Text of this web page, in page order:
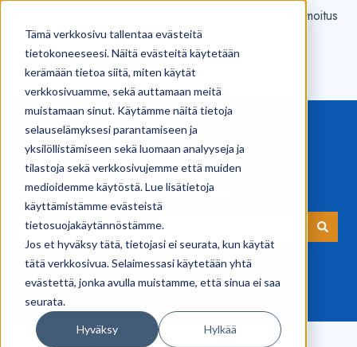
Tämä verkkosivu tallentaa evästeitä
tietokoneeseesi. Näitä evästeitä käytetään
kerämään tietoa siitä, miten käytät
verkkosivuamme, sekä auttamaan meitä
muistamaan sinut. Käytämme näitä tietoja
selauselämyksesi parantamiseen ja
yksilöllistämiseen sekä luomaan analyyseja ja
tilastoja sekä verkkosivujemme että muiden
medioidemme käytöstä. Lue lisätietoja
käyttämistämme evästeistä
tietosuojakäytännöstämme.
Jos et hyväksy tätä, tietojasi ei seurata, kun käytät
tätä verkkosivua. Selaimessasi käytetään yhtä
evästettä, jonka avulla muistamme, että sinua ei saa
seurata.
Hyväksy Hylkää
Tee vikailmoitus
Hei! Kuinka voimme auttaa?
Ehdotuksia ei ole, koska hakukenttä on tyhjä.
Kilpi-sovellus | Tuki iOS / iPhone Puhelut